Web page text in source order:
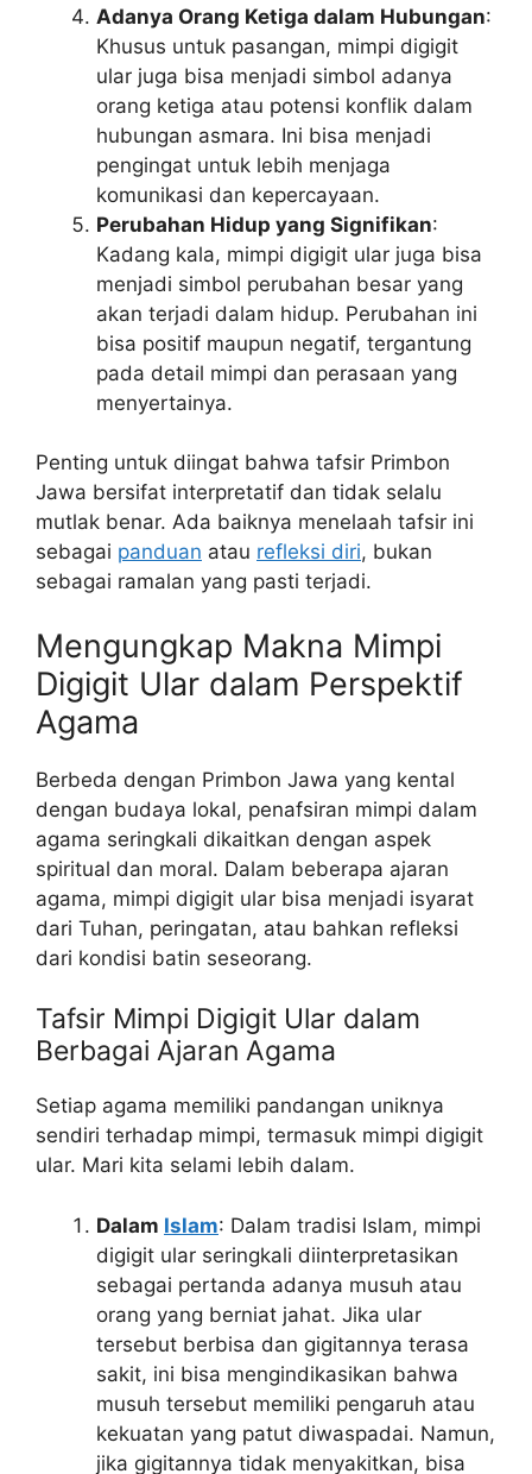
Adanya Orang Ketiga dalam Hubungan:
Khusus untuk pasangan, mimpi digigit
ular juga bisa menjadi simbol adanya
orang ketiga atau potensi konflik dalam
hubungan asmara. Ini bisa menjadi
pengingat untuk lebih menjaga
komunikasi dan kepercayaan.
Perubahan Hidup yang Signifikan:
Kadang kala, mimpi digigit ular juga bisa
menjadi simbol perubahan besar yang
akan terjadi dalam hidup. Perubahan ini
bisa positif maupun negatif, tergantung
pada detail mimpi dan perasaan yang
menyertainya.
Penting untuk diingat bahwa tafsir Primbon
Jawa bersifat interpretatif dan tidak selalu
mutlak benar. Ada baiknya menelaah tafsir ini
sebagai panduan atau refleksi diri, bukan
sebagai ramalan yang pasti terjadi.
Mengungkap Makna Mimpi
Digigit Ular dalam Perspektif
Agama
Berbeda dengan Primbon Jawa yang kental
dengan budaya lokal, penafsiran mimpi dalam
agama seringkali dikaitkan dengan aspek
spiritual dan moral. Dalam beberapa ajaran
agama, mimpi digigit ular bisa menjadi isyarat
dari Tuhan, peringatan, atau bahkan refleksi
dari kondisi batin seseorang.
Tafsir Mimpi Digigit Ular dalam
Berbagai Ajaran Agama
Setiap agama memiliki pandangan uniknya
sendiri terhadap mimpi, termasuk mimpi digigit
ular. Mari kita selami lebih dalam.
Dalam Islam: Dalam tradisi Islam, mimpi
digigit ular seringkali diinterpretasikan
sebagai pertanda adanya musuh atau
orang yang berniat jahat. Jika ular
tersebut berbisa dan gigitannya terasa
sakit, ini bisa mengindikasikan bahwa
musuh tersebut memiliki pengaruh atau
kekuatan yang patut diwaspadai. Namun,
jika gigitannya tidak menyakitkan, bisa